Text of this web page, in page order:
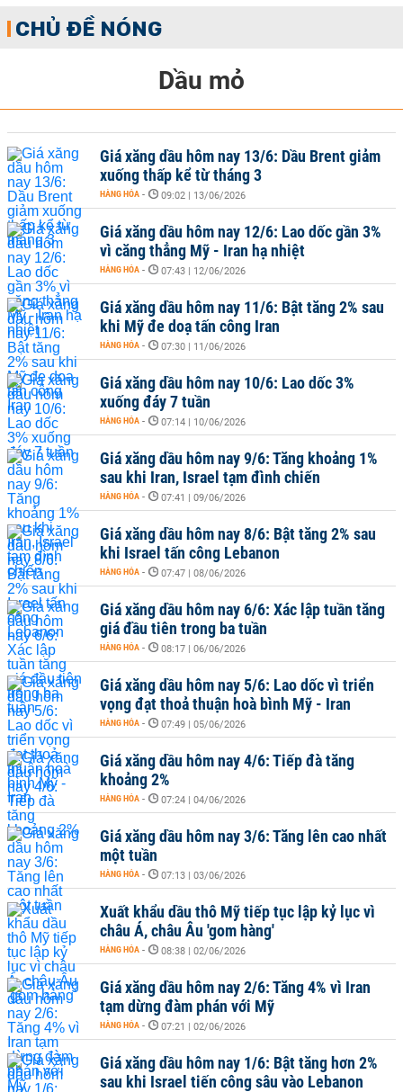
CHỦ ĐỀ NÓNG
Dầu mỏ
Giá xăng dầu hôm nay 13/6: Dầu Brent giảm
xuống thấp kể từ tháng 3
HÀNG HÓA - 09:02 | 13/06/2026
Giá xăng dầu hôm nay 12/6: Lao dốc gần 3%
vì căng thẳng Mỹ - Iran hạ nhiệt
HÀNG HÓA - 07:43 | 12/06/2026
Giá xăng dầu hôm nay 11/6: Bật tăng 2% sau
khi Mỹ đe doạ tấn công Iran
HÀNG HÓA - 07:30 | 11/06/2026
Giá xăng dầu hôm nay 10/6: Lao dốc 3%
xuống đáy 7 tuần
HÀNG HÓA - 07:14 | 10/06/2026
Giá xăng dầu hôm nay 9/6: Tăng khoảng 1%
sau khi Iran, Israel tạm đình chiến
HÀNG HÓA - 07:41 | 09/06/2026
Giá xăng dầu hôm nay 8/6: Bật tăng 2% sau
khi Israel tấn công Lebanon
HÀNG HÓA - 07:47 | 08/06/2026
Giá xăng dầu hôm nay 6/6: Xác lập tuần tăng
giá đầu tiên trong ba tuần
HÀNG HÓA - 08:17 | 06/06/2026
Giá xăng dầu hôm nay 5/6: Lao dốc vì triển
vọng đạt thoả thuận hoà bình Mỹ - Iran
HÀNG HÓA - 07:49 | 05/06/2026
Giá xăng dầu hôm nay 4/6: Tiếp đà tăng
khoảng 2%
HÀNG HÓA - 07:24 | 04/06/2026
Giá xăng dầu hôm nay 3/6: Tăng lên cao nhất
một tuần
HÀNG HÓA - 07:13 | 03/06/2026
Xuất khẩu dầu thô Mỹ tiếp tục lập kỷ lục vì
châu Á, châu Âu 'gom hàng'
HÀNG HÓA - 08:38 | 02/06/2026
Giá xăng dầu hôm nay 2/6: Tăng 4% vì Iran
tạm dừng đàm phán với Mỹ
HÀNG HÓA - 07:21 | 02/06/2026
Giá xăng dầu hôm nay 1/6: Bật tăng hơn 2%
sau khi Israel tiến công sâu vào Lebanon